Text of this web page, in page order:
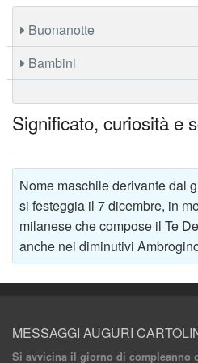
Buonanotte
Bambini
Significato, curiosità e
Nome maschile derivante dal
si festeggia il 7 dicembre, in
milanese che compose il Te
anche nei diminutivi
MESSAGGI AUGURI
Si avvicina il giorno di compleanno